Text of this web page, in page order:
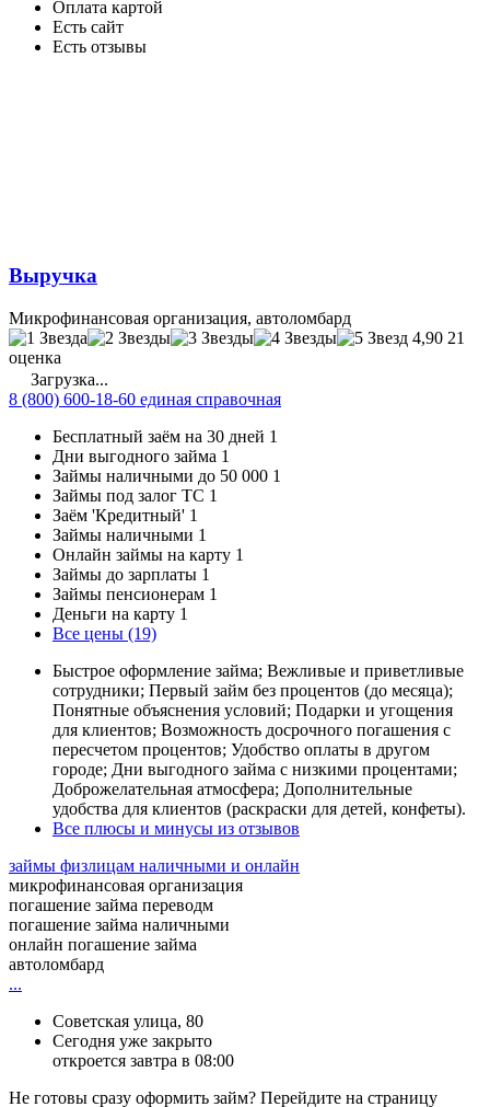
Оплата картой
Есть сайт
Есть отзывы
Выручка
Микрофинансовая организация, автоломбард
4,90 21
оценка
Загрузка...
8 (800) 600-18-60 единая справочная
Бесплатный заём на 30 дней 1
Дни выгодного займа 1
Займы наличными до 50 000 1
Займы под залог ТС 1
Заём 'Кредитный' 1
Займы наличными 1
Онлайн займы на карту 1
Займы до зарплаты 1
Займы пенсионерам 1
Деньги на карту 1
Все цены (19)
Быстрое оформление займа; Вежливые и приветливые
сотрудники; Первый займ без процентов (до месяца);
Понятные объяснения условий; Подарки и угощения
для клиентов; Возможность досрочного погашения с
пересчетом процентов; Удобство оплаты в другом
городе; Дни выгодного займа с низкими процентами;
Доброжелательная атмосфера; Дополнительные
удобства для клиентов (раскраски для детей, конфеты).
Все плюсы и минусы из отзывов
займы физлицам наличными и онлайн
микрофинансовая организация
погашение займа переводм
погашение займа наличными
онлайн погашение займа
автоломбард
...
Советская улица, 80
Сегодня уже закрыто
откроется завтра в 08:00
Не готовы сразу оформить займ? Перейдите на страницу